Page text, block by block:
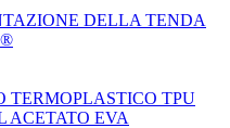
DELLA TENDA
TERMOPLASTICO TPU
ACETATO EVA